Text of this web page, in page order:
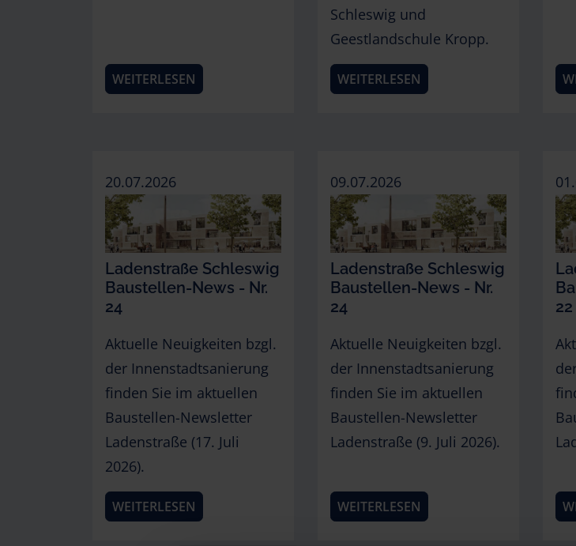
WEITERLESEN
Schleswig und
Geestlandschule Kropp.
WEITERLESEN
20.07.2026
Ladenstraße Schleswig
Baustellen-News - Nr.
24
Aktuelle Neuigkeiten bzgl.
der Innenstadtsanierung
finden Sie im aktuellen
Baustellen-Newsletter
Ladenstraße (17. Juli
2026).
WEITERLESEN
09.07.2026
Ladenstraße Schleswig
Baustellen-News - Nr.
24
Aktuelle Neuigkeiten bzgl.
der Innenstadtsanierung
finden Sie im aktuellen
Baustellen-Newsletter
Ladenstraße (9. Juli 2026).
WEITERLESEN
22